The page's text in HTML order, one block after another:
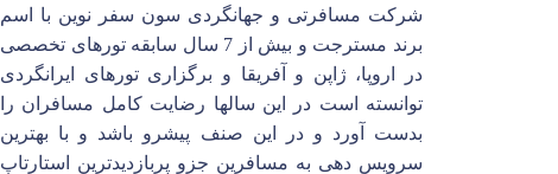
شرکت مسافرتی و جهانگردی سون سفر نوین با اسم
برند مسترجت و بیش از 7 سال سابقه تورهای تخصصی
در اروپا، ژاپن و آفریقا و برگزاری تورهای ایرانگردی
توانسته است در این سالها رضایت کامل مسافران را
بدست آورد و در این صنف پیشرو باشد و با بهترین
سرویس دهی به مسافرین جزو پربازدیدترین استارتاپ